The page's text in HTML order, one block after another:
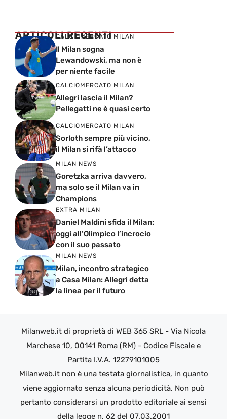
ARTICOLI RECENTI
CALCIOMERCATO MILAN
Il Milan sogna
Lewandowski, ma non è
per niente facile
CALCIOMERCATO MILAN
Allegri lascia il Milan?
Pellegatti ne è quasi certo
CALCIOMERCATO MILAN
Sorloth sempre più vicino,
il Milan si rifà l’attacco
MILAN NEWS
Goretzka arriva davvero,
ma solo se il Milan va in
Champions
EXTRA MILAN
Daniel Maldini sfida il Milan:
oggi all’Olimpico l’incrocio
con il suo passato
MILAN NEWS
Milan, incontro strategico
a Casa Milan: Allegri detta
la linea per il futuro
Milanweb.it di proprietà di WEB 365 SRL - Via Nicola
Marchese 10, 00141 Roma (RM) - Codice Fiscale e
Partita I.V.A. 12279101005
Milanweb.it non è una testata giornalistica, in quanto
viene aggiornato senza alcuna periodicità. Non può
pertanto considerarsi un prodotto editoriale ai sensi
della legge n. 62 del 07.03.2001